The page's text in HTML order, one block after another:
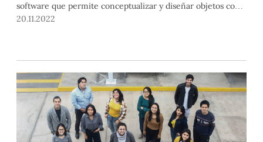
software que permite conceptualizar y diseñar objetos con
formas complejas, para su posterior reproducción utilizando
20.11.2022